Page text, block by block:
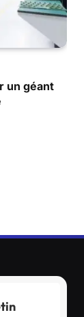
un géant